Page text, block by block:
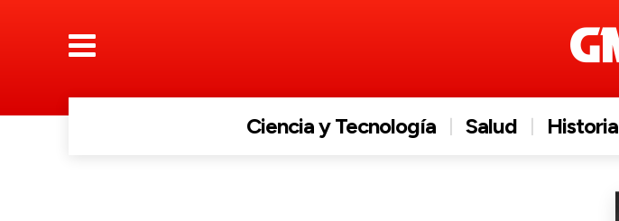
Ciencia y Tecnología Salud Historia